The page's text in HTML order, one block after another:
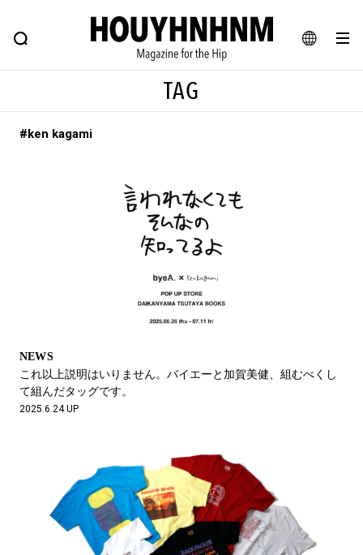
JA
FEATURE BLOG SNAP
ヒップなファッション、カルチャー、ライフスタイルWEBマガジン
#ESSENTIAL DESIGNS #古着サミット
#マイナーグッド図鑑
#MONTHLY JOURNAL
#フイナムのYouTube
#LIFESTYLE
#SPORTS #HANDSOME HANDBOOK
TAG
#ken kagami
NEWS
これ以上説明はいりません。バイエーと加賀美健、組むべくし
て組んだタッグです。
2025.6.24 UP